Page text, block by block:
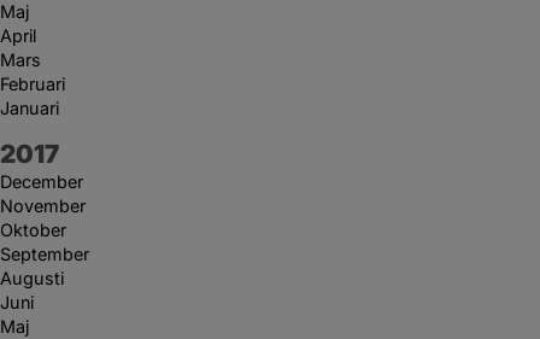
Maj
April
Mars
Februari
Januari
År:
2017
December
November
Oktober
September
Augusti
Juni
Maj